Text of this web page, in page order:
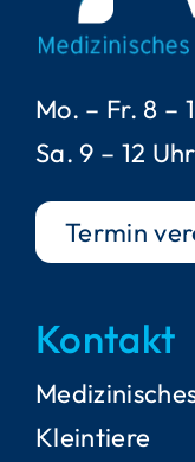
Mo. – Fr. 8 –
Sa. 9 – 12 Uhr
Termin
Kontakt
Kleintiere